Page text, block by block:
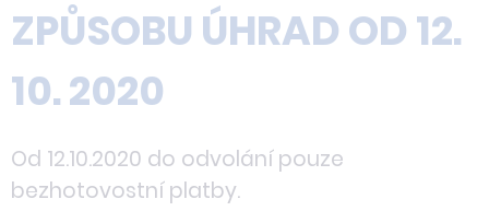
ZPŮSOBU ÚHRAD OD 12.
10. 2020
Od 12.10.2020 do odvolání pouze
bezhotovostní platby.